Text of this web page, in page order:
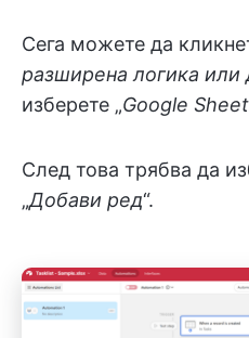
Сега можете да
разширена логика или
изберете „Google
След това трябва да
„Добави ред“.